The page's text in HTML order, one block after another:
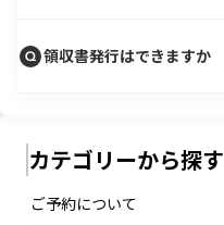
カテゴリーから探す
ご予約について
領収書発行はできますか